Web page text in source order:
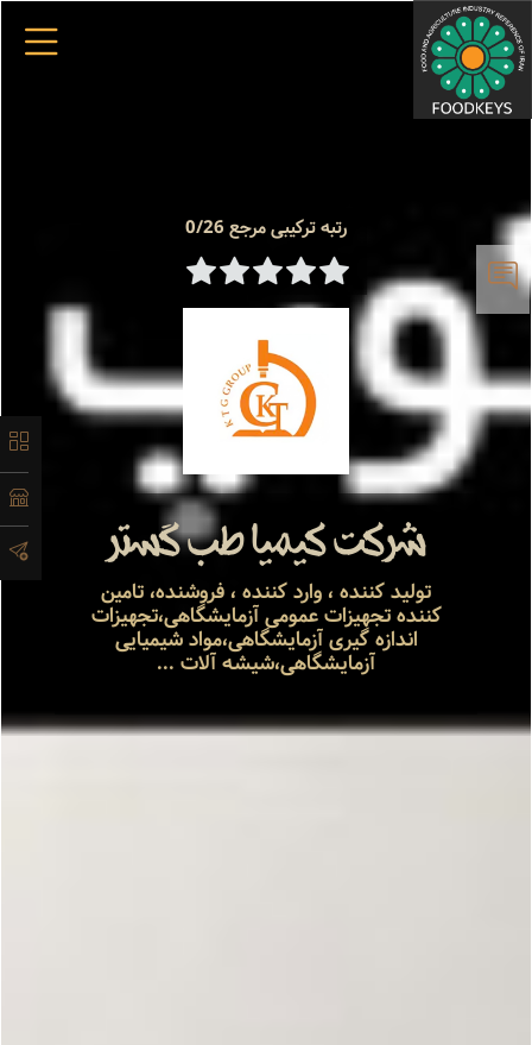
رتبه ترکیبی مرجع 0/26
شرکت کیمیا طب گستر
تولید کننده ، وارد کننده ، فروشنده، تامین
کننده تجهیزات عمومی آزمایشگاهی،تجهیزات
اندازه گیری آزمایشگاهی،مواد شیمیایی
آزمایشگاهی،شیشه آلات ...
×
معرفی
تاریخچه
لیست
محصولات
آدرس و
اطلاعات
مدیران و